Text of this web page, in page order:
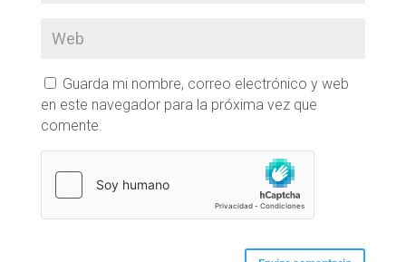
Guarda mi nombre, correo electrónico y web
en este navegador para la próxima vez que
comente.